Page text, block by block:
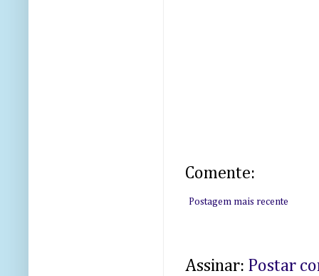
Comente:
Postagem mais recente
Assinar: Postar